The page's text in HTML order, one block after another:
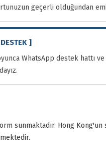
geçerli olduğundan
]
WhatsApp destek hattı
sunmaktadır. Hong